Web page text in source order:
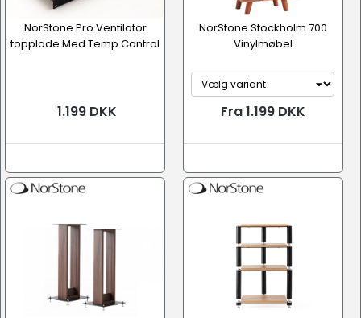
NorStone Pro Ventilator
topplade Med Temp Control
1.199 DKK
NorStone Stockholm 700
Vinylmøbel
Fra 1.199 DKK